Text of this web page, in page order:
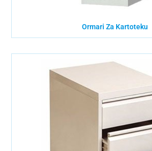
Ormari Za Kartoteku